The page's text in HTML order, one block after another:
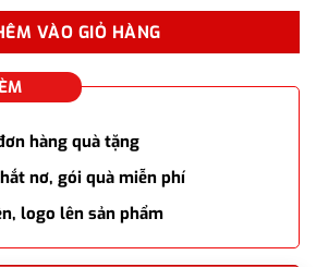
VÀO GIỎ HÀNG
hàng quà tặng
nơ, gói quà miễn phí
logo lên sản phẩm